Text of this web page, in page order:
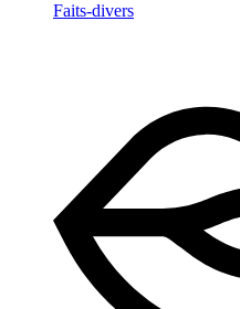
Faits-divers